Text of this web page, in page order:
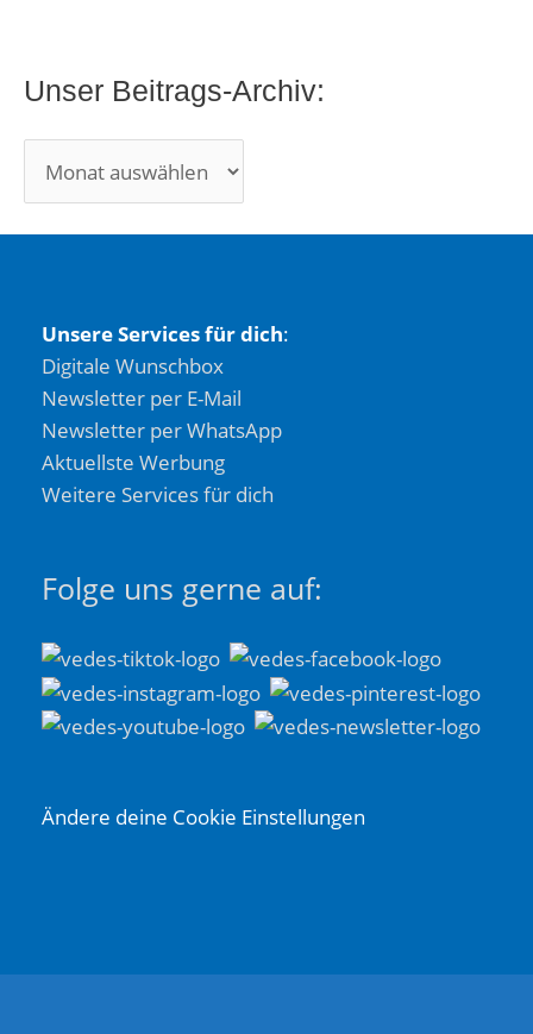
Unser Beitrags-Archiv:
Unsere Services für dich:
Digitale Wunschbox
Newsletter per E-Mail
Newsletter per WhatsApp
Aktuellste Werbung
Weitere Services für dich
Folge uns gerne auf:
Ändere deine Cookie Einstellungen